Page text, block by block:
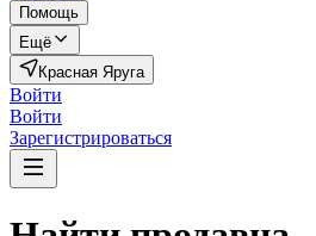
Помощь
Ещё
Красная Яруга
Войти
Войти
Зарегистрироваться